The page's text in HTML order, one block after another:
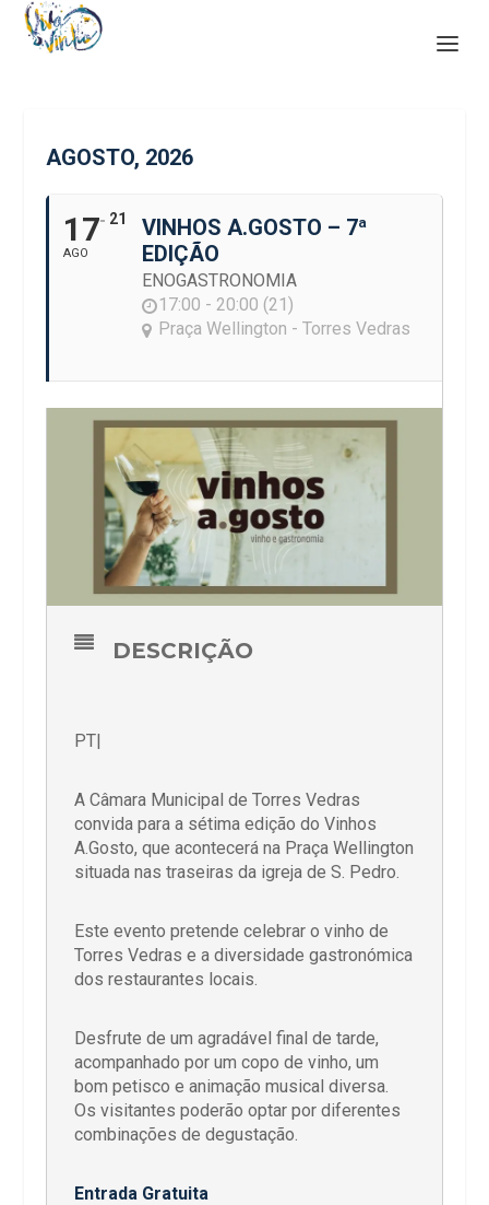
AGOSTO, 2026
17
AGO
21
VINHOS A.GOSTO – 7ª
EDIÇÃO
ENOGASTRONOMIA
17:00 - 20:00 (21)
Praça Wellington - Torres Vedras
DESCRIÇÃO
PT|
A Câmara Municipal de Torres Vedras
convida para a sétima edição do Vinhos
A.Gosto, que acontecerá na Praça Wellington
situada nas traseiras da igreja de S. Pedro.
Este evento pretende celebrar o vinho de
Torres Vedras e a diversidade gastronómica
dos restaurantes locais.
Desfrute de um agradável final de tarde,
acompanhado por um copo de vinho, um
bom petisco e animação musical diversa.
Os visitantes poderão optar por diferentes
combinações de degustação.
Entrada Gratuita